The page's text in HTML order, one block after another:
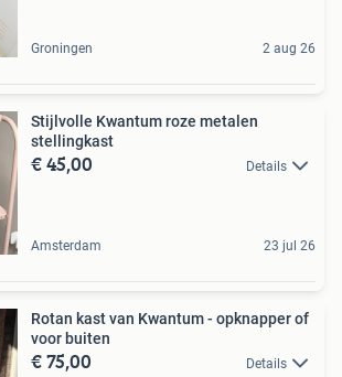
Groningen 2 aug 26
Stijlvolle Kwantum roze metalen
stellingkast
€ 45,00 Details
Amsterdam 23 jul 26
Rotan kast van Kwantum - opknapper of
voor buiten
€ 75,00 Details